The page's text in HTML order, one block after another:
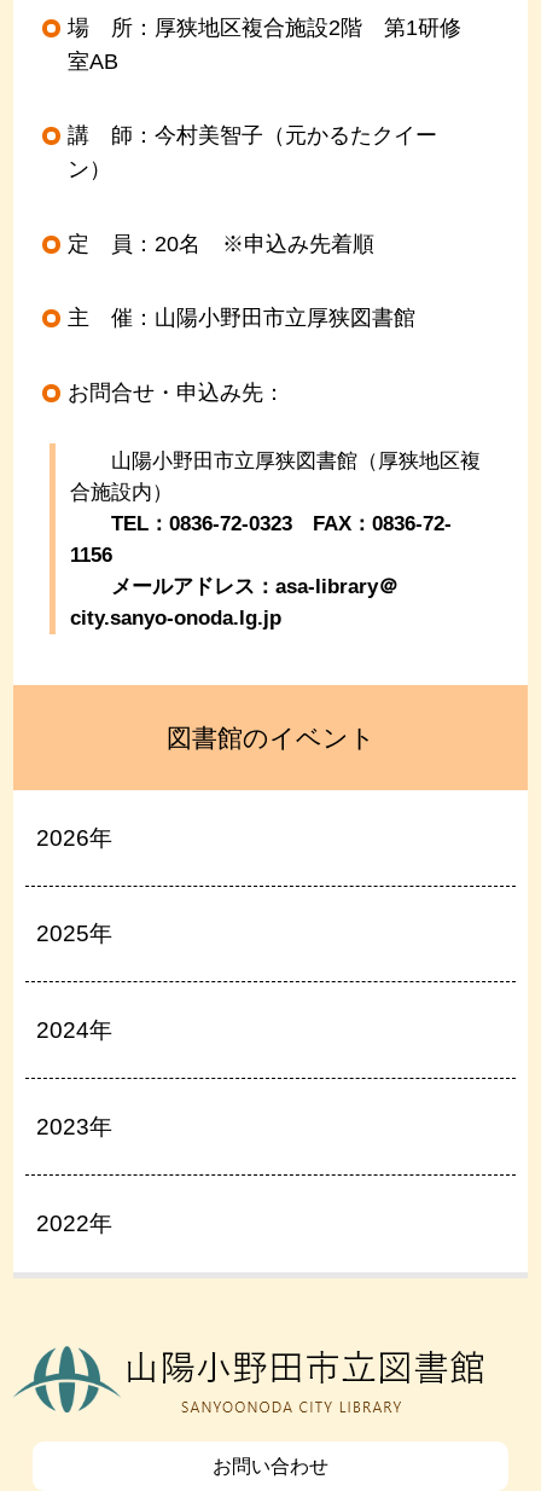
場 所：厚狭地区複合施設2階 第1研修
室AB
講 師：今村美智子（元かるたクイー
ン）
定 員：20名 ※申込み先着順
主 催：山陽小野田市立厚狭図書館
お問合せ・申込み先：
山陽小野田市立厚狭図書館（厚狭地区複
合施設内）
TEL：0836-72-0323 FAX：0836-72-
1156
メールアドレス：asa-library＠
city.sanyo-onoda.lg.jp
図書館のイベント
2026年
2025年
2024年
2023年
2022年
お問い合わせ